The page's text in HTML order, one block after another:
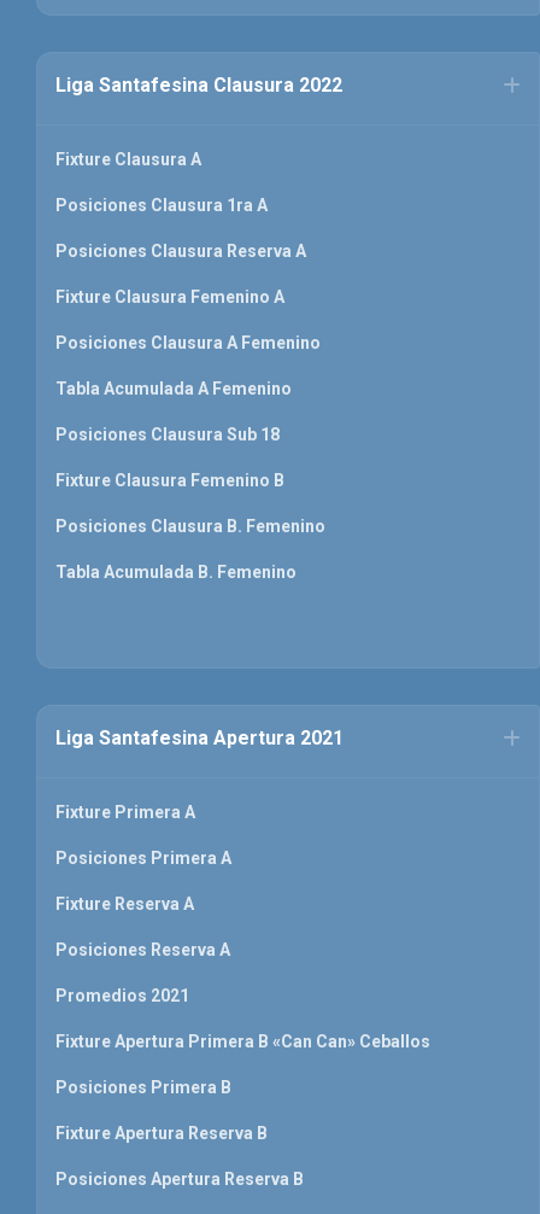
Liga Santafesina Clausura 2022
Fixture Clausura A
Posiciones Clausura 1ra A
Posiciones Clausura Reserva A
Fixture Clausura Femenino A
Posiciones Clausura A Femenino
Tabla Acumulada A Femenino
Posiciones Clausura Sub 18
Fixture Clausura Femenino B
Posiciones Clausura B. Femenino
Tabla Acumulada B. Femenino
Liga Santafesina Apertura 2021
Fixture Primera A
Posiciones Primera A
Fixture Reserva A
Posiciones Reserva A
Promedios 2021
Fixture Apertura Primera B «Can Can» Ceballos
Posiciones Primera B
Fixture Apertura Reserva B
Posiciones Apertura Reserva B